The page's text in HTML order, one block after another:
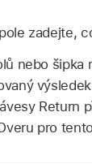
zadejte,
nebo šipka
Return
pro